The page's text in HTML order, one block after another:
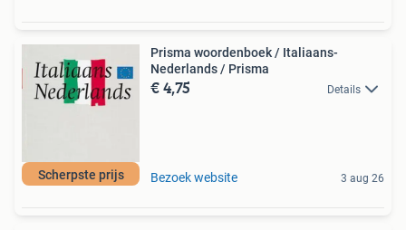
Scherpste prijs
Prisma woordenboek / Italiaans-
Nederlands / Prisma
€ 4,75 Details
Bezoek website 3 aug 26